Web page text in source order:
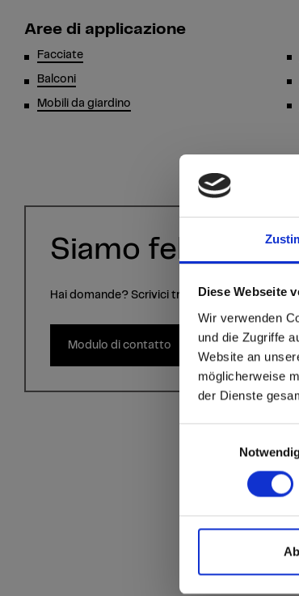
Diese Webseite
Wir verwenden
und die Zugriffe
Website an
möglicherweise
der Dienste
Go to
and the
Aree di applicazione
Facciate
Balconi
Mobili da giardino
Siamo felici di
Hai domande? Scrivici tramite il modulo di
Modulo di contatto